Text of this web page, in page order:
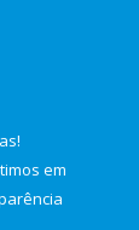
!
em